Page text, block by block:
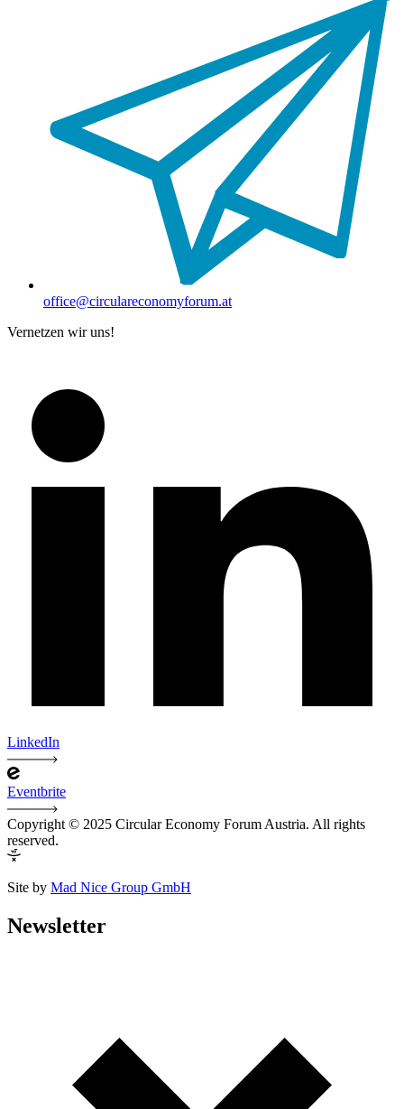
office@circulareconomyforum.at
Vernetzen wir uns!
LinkedIn
Eventbrite
Copyright © 2025 Circular Economy Forum Austria. All rights
reserved.
Site by Mad Nice Group GmbH
Newsletter